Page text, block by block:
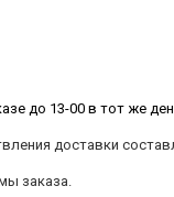
до 13-00 в тот же
доставки
заказа.